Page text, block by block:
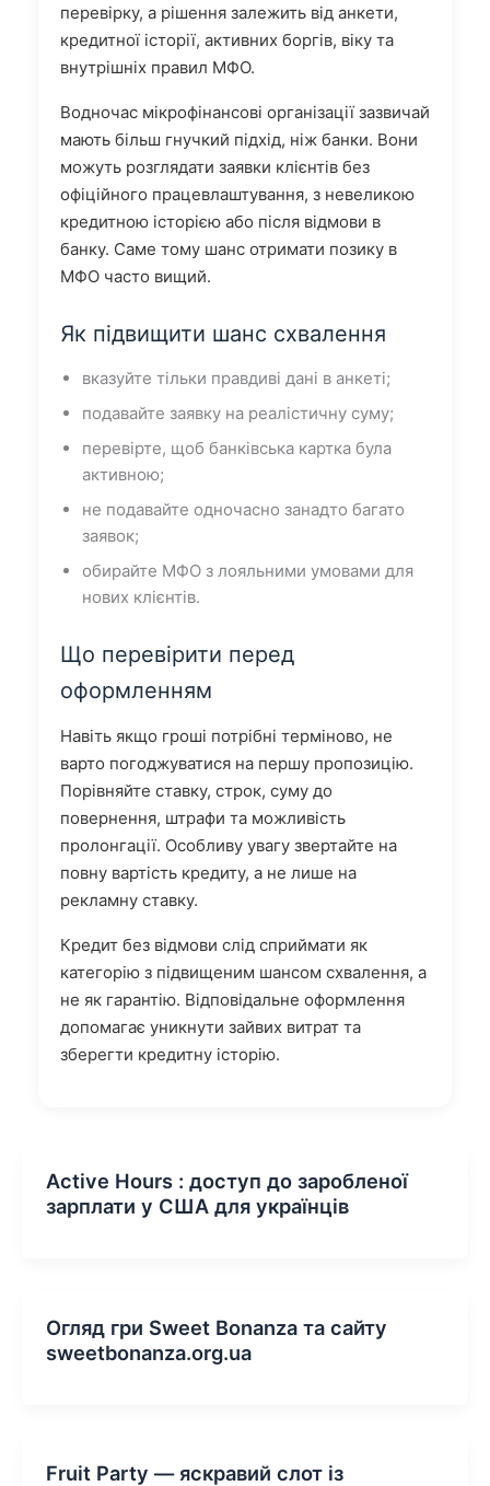
перевірку, а рішення залежить від анкети,
кредитної історії, активних боргів, віку та
внутрішніх правил МФО.
Водночас мікрофінансові організації зазвичай
мають більш гнучкий підхід, ніж банки. Вони
можуть розглядати заявки клієнтів без
офіційного працевлаштування, з невеликою
кредитною історією або після відмови в
банку. Саме тому шанс отримати позику в
МФО часто вищий.
Як підвищити шанс схвалення
вказуйте тільки правдиві дані в анкеті;
подавайте заявку на реалістичну суму;
перевірте, щоб банківська картка була
активною;
не подавайте одночасно занадто багато
заявок;
обирайте МФО з лояльними умовами для
нових клієнтів.
Що перевірити перед
оформленням
Навіть якщо гроші потрібні терміново, не
варто погоджуватися на першу пропозицію.
Порівняйте ставку, строк, суму до
повернення, штрафи та можливість
пролонгації. Особливу увагу звертайте на
повну вартість кредиту, а не лише на
рекламну ставку.
Кредит без відмови слід сприймати як
категорію з підвищеним шансом схвалення, а
не як гарантію. Відповідальне оформлення
допомагає уникнути зайвих витрат та
зберегти кредитну історію.
Active Hours : доступ до заробленої
зарплати у США для українців
Огляд гри Sweet Bonanza та сайту
sweetbonanza.org.ua
Fruit Party — яскравий слот із